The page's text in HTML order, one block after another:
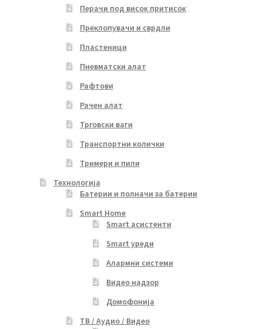
Перачи под висок притисок
Преклопувачи и сврдли
Пластеници
Пневматски алат
Рафтови
Рачен алат
Трговски ваги
Транспортни колички
Тримери и пили
Технологија
Батерии и полначи за батерии
Smart Home
Smart асистенти
Smart уреди
Алармни системи
Видео надзор
Домофонија
ТВ / Аудио / Видео